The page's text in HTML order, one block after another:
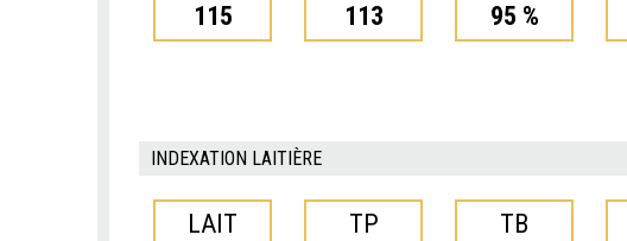
115
113
95 %
INDEXATION LAITIÈRE
LAIT
TP
TB